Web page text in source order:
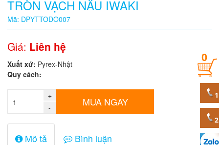
Quy
cách
Giá:
0
đ
sản
phẩm
0
TRÒN VẠCH NÂU IWAKI
Mã: DPYTTODO007
Giá: Liên hệ
Xuất xứ: Pyrex-Nhật
Quy cách:
+
-
MUA NGAY
Mô tả Bình luận